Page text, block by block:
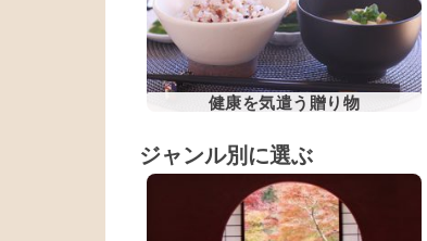
健康を気遣う贈り物
ジャンル別に選ぶ